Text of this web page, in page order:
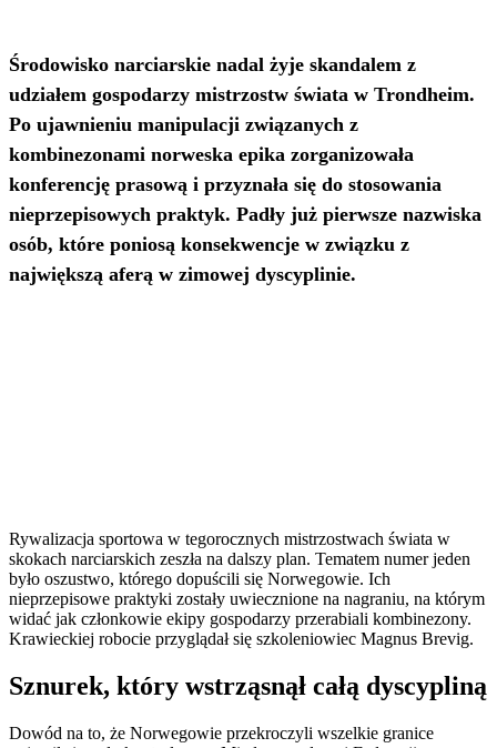
Środowisko narciarskie nadal żyje skandalem z
udziałem gospodarzy mistrzostw świata w Trondheim.
Po ujawnieniu manipulacji związanych z
kombinezonami norweska epika zorganizowała
konferencję prasową i przyznała się do stosowania
nieprzepisowych praktyk. Padły już pierwsze nazwiska
osób, które poniosą konsekwencje w związku z
największą aferą w zimowej dyscyplinie.
Rywalizacja sportowa w tegorocznych mistrzostwach świata w
skokach narciarskich zeszła na dalszy plan. Tematem numer jeden
było oszustwo, którego dopuścili się Norwegowie. Ich
nieprzepisowe praktyki zostały uwiecznione na nagraniu, na którym
widać jak członkowie ekipy gospodarzy przerabiali kombinezony.
Krawieckiej robocie przyglądał się szkoleniowiec Magnus Brevig.
Sznurek, który wstrząsnął całą dyscypliną
Dowód na to, że Norwegowie przekroczyli wszelkie granice